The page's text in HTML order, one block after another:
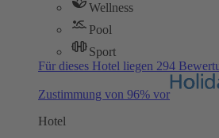
Wellness
Pool
Sport
Für dieses Hotel liegen 294
Zustimmung von 96% vor
Hotel